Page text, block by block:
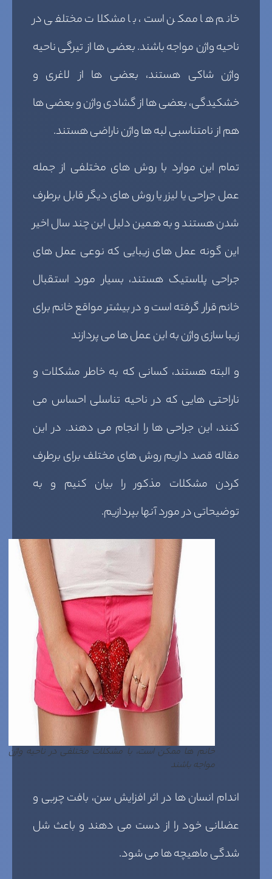
خانم ها ممکن است، با مشکلات مختلفی در
ناحیه واژن مواجه باشند. بعضی ها از تیرگی ناحیه
واژن شاکی هستند، بعضی ها از لاغری و
خشکیدگی، بعضی ها از گشادی واژن و بعضی ها
هم از نامتناسبی لبه ها واژن ناراضی هستند.
تمام این موارد با روش های مختلفی از جمله
عمل جراحی یا لیزر یا روش های دیگر قابل برطرف
شدن هستند و به همین دلیل این چند سال اخیر
این گونه عمل های زیبایی که نوعی عمل های
جراحی پلاستیک هستند، بسیار مورد استقبال
خانم قرار گرفته است و در بیشتر مواقع خانم برای
زیبا سازی واژن به این عمل ها می پردازند
و البته هستند، کسانی که به خاطر مشکلات و
ناراحتی هایی که در ناحیه تناسلی احساس می
کنند، این جراحی ها را انجام می دهند. در این
مقاله قصد داریم روش های مختلف برای برطرف
کردن مشکلات مذکور را بیان کنیم و به
توضیحاتی در مورد آنها بپردازیم.
خانم ها ممکن است، با مشکلات مختلفی در ناحیه واژن
مواجه باشند
اندام انسان ها در اثر افزایش سن، بافت چربی و
عضلانی خود را از دست می دهند و باعث شل
شدگی ماهیچه ها می شود.